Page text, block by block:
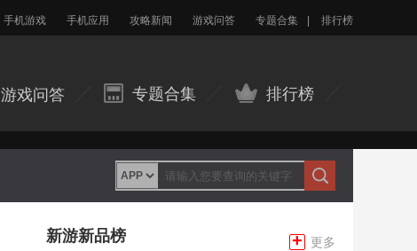
手机游戏 手机应用 攻略新闻 游戏问答 专题合集 排行榜
游戏问答 专题合集 排行榜
新游新品榜 + 更多